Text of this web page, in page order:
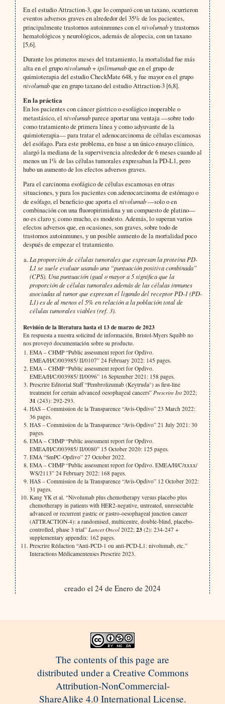
En el estudio Attraction-3, que lo comparó con un taxano, ocurrieron
eventos adversos graves en alrededor del 35% de los pacientes,
principalmente trastornos autoinmunes con el nivolumaby trastornos
hematológicos y neurológicos, además de alopecia, con un taxano
[5,6].
Durante los primeros meses del tratamiento, la mortalidad fue más
alta en el gruponivolumab+ipilimumabque en el grupo de
quimioterapia del estudio CheckMate 648, y fue mayor en el grupo
nivolumabque en grupo taxano del estudio Attraction-3 [6,8].
En la práctica
En los pacientes con cáncer gástrico o esofágico inoperable o
metastásico, el nivolumabparece aportar una ventaja —sobre todo
como tratamiento de primera línea y como adyuvante de la
quimioterapia— para tratar el adenocarcinoma de células escamosas
del esófago. Para este problema, en base a un único ensayo clínico,
alargó la mediana de la supervivencia alrededor de 6 meses cuando al
menos un 1% de las células tumorales expresaban la PD-L1, pero
hubo un aumento de los efectos adversos graves.
Para el carcinoma esofágico de células escamosas en otras
situaciones, y para los pacientes con adenocarcinoma de estómago o
de esófago, el beneficio que aporta el nivolumab—solo o en
combinación con una fluoropirimidina y un compuesto de platino—
no es claro y, como mucho, es modesto. Además, lo superan varios
efectos adversos que, en ocasiones, son graves, sobre todo de
trastornos autoinmunes, y un posible aumento de la mortalidad poco
después de empezar el tratamiento.
La proporción de células tumorales que expresan la proteína PD-
L1 se suele evaluar usando una “puntuación positiva combinada”
(CPS). Una puntuación igual o mayor a 5 significa que la
proporción de células tumorales además de las células inmunes
asociadas al tumor que expresan el ligando del receptor PD-1 (PD-
L1) es de al menos el 5% en relación a la población total de
células tumorales viables (ref. 3).
Revisión de la literatura hasta el 13 de marzo de 2023
En respuesta a nuestra solicitud de información, Bristol-Myers Squibb no
nos proveyó documentación sobre su producto.
EMA – CHMP “Public assessment report for Opdivo.
EMEA/H/C/003985/ II/0107” 24 February 2022: 145 pages.
EMA – CHMP “Public assessment report for Opdivo.
EMEA/H/C/003985/ II/0096” 16 September 2021: 158 pages.
Prescrire Editorial Staff “Pembrolizumab (Keytruda°) as first-line
treatment for certain advanced oesophageal cancers” Prescrire Int2022;
31 (243): 292-293.
HAS – Commission de la Transparence “Avis-Opdivo” 23 March 2022:
36 pages.
HAS – Commission de la Transparence “Avis-Opdivo” 21 July 2021: 30
pages.
EMA – CHMP “Public assessment report for Opdivo.
EMEA/H/C/003985/ II/0080” 15 October 2020: 125 pages.
EMA “SmPC-Opdivo” 27 October 2022.
EMA – CHMP “Public assessment report for Opdivo. EMEA/H/C/xxxx/
WS/2113” 24 February 2022: 168 pages.
HAS – Commission de la Transparence “Avis-Opdivo” 12 October 2022:
31 pages.
Kang YK et al. “Nivolumab plus chemotherapy versus placebo plus
chemotherapy in patients with HER2-negative, untreated, unresectable
advanced or recurrent gastric or gastro-oesophageal junction cancer
(ATTRACTION-4): a randomised, multicentre, double-blind, placebo-
controlled, phase 3 trial” Lancet Oncol2022; 23 (2): 234-247 +
supplementary appendix: 162 pages.
Prescrire Rédaction “Anti-PCD-1 ou anti-PCD-L1: nivolumab, etc.”
Interactions Médicamenteuses Prescrire 2023.
creado el 24 de Enero de 2024
The contents of this page are
distributed under a Creative Commons
Attribution-NonCommercial-
ShareAlike 4.0 International License.